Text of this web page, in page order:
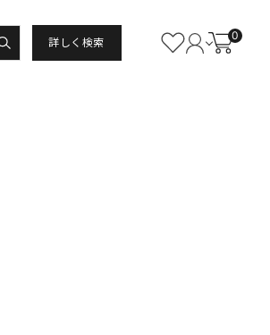
詳しく検索
0